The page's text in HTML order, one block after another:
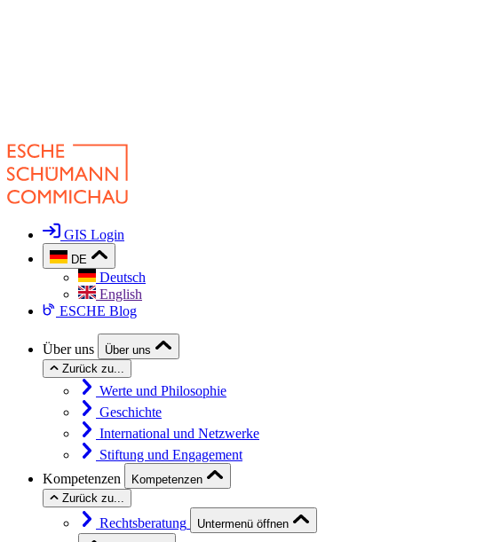
GIS Login
DE
Deutsch
English
ESCHE Blog
Über uns
Über uns
Zurück zu...
Werte und Philosophie
Geschichte
International und Netzwerke
Stiftung und Engagement
Kompetenzen
Kompetenzen
Zurück zu...
Rechtsberatung
Untermenü öffnen